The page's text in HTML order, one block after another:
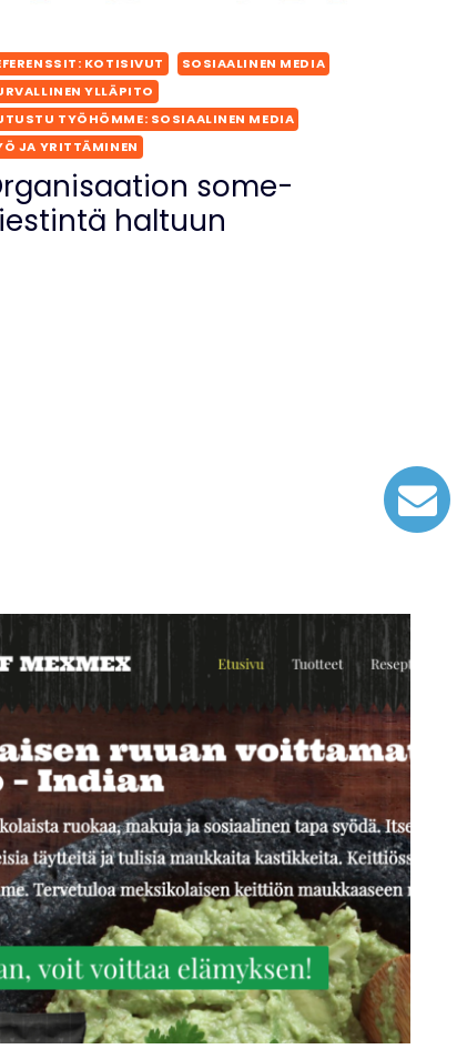
KOTISIVUT
SOSIAALINEN MEDIA
YLLÄPITO
TYÖHÖMME: SOSIAALINEN MEDIA
JA YRITTÄMINEN
some-
haltuun